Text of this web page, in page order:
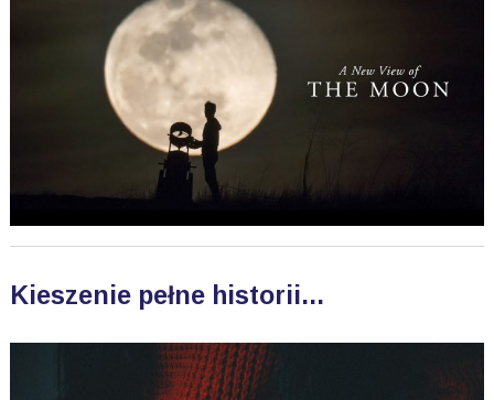
Kieszenie pełne historii...